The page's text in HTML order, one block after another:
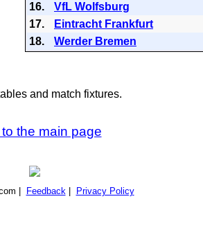
16.
VfL Wolfsburg
17.
Eintracht Frankfurt
18.
Werder Bremen
and match fixtures.
the main page
| Feedback| Privacy Policy